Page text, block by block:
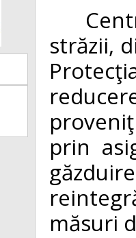
străzii,
prin
măsuri